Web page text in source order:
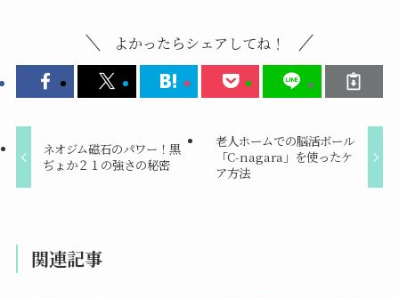
よかったらシェアしてね！
ネオジム磁石のパワー！黒
ぢょか２１の強さの秘密
老人ホームでの脳活ボール
「C-nagara」を使ったケ
ア方法
関連記事